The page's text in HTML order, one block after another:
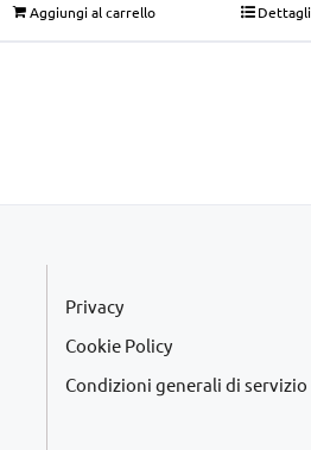
Aggiungi al carrello Dettagli
Privacy
Cookie Policy
Condizioni generali di servizio